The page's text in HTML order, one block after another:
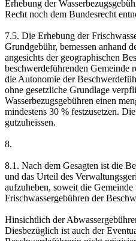
Erhebung der
Recht noch dem Bundesrecht
7.5. Die Erhebung der
Grundgebühr, bemessen anhand
angesichts der geographischen
beschwerdeführenden Gemeinde
die Autonomie der
ohne gesetzliche Grundlage
Wasserbezugsgebühren einen
mindestens 30 % festzusetzen.
gutzuheissen.
8.
8.1. Nach dem Gesagten ist die
und das Urteil des
aufzuheben, soweit die
Frischwassergebühren der
Hinsichtlich der
Diesbezüglich ist auch der